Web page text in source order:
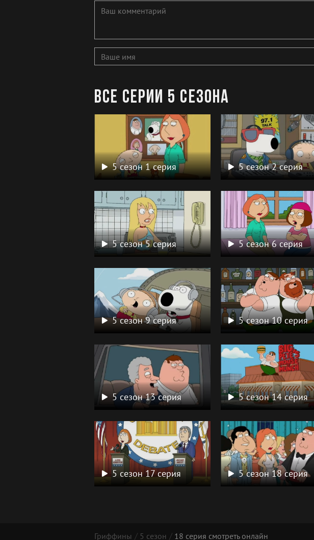
Все серии 5 сезона
5 сезон 1 серия 5 сезон 2 серия
5 сезон 5 серия 5 сезон 6 серия
5 сезон 9 серия 5 сезон 10 серия
5 сезон 13 серия 5 сезон 14 серия
5 сезон 17 серия 5 сезон 18 серия
Гриффины 5 сезон 18 серия смотреть онлайн